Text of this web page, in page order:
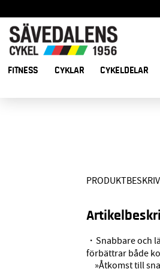
FITNESS CYKLAR CYKELDELAR
・Snabbare och
förbättrar både
»Åtkomst till